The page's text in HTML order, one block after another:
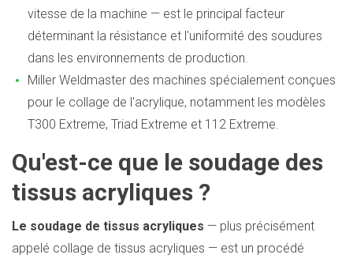
vitesse de la machine — est le principal facteur
déterminant la résistance et l'uniformité des soudures
dans les environnements de production.
Miller Weldmaster des machines spécialement conçues
pour le collage de l'acrylique, notamment les modèles
T300 Extreme, Triad Extreme et 112 Extreme.
Qu'est-ce que le soudage des
tissus acryliques ?
Le soudage de tissus acryliques — plus précisément
appelé collage de tissus acryliques — est un procédé